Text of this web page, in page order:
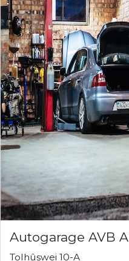
Autogarage AVB
Tolhûswei 10-A